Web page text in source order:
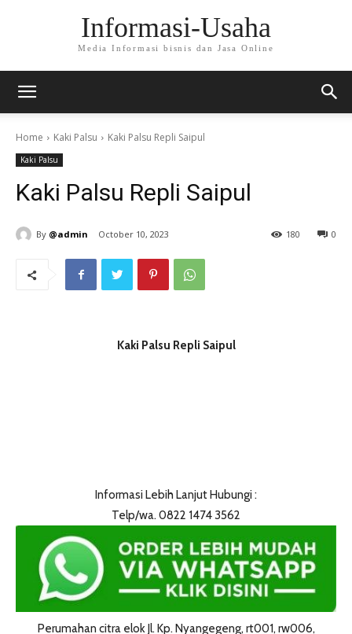
Informasi-Usaha
Media Informasi bisnis dan Jasa Online
Home Kaki Palsu Kaki Palsu Repli Saipul
Kaki Palsu
Kaki Palsu Repli Saipul
By @admin October 10, 2023 0
180
Kaki Palsu Repli Saipul
Informasi Lebih Lanjut Hubungi :
Telp/wa. 0822 1474 3562
Perumahan citra elok Jl. Kp. Nyangegeng, rt001, rw006,